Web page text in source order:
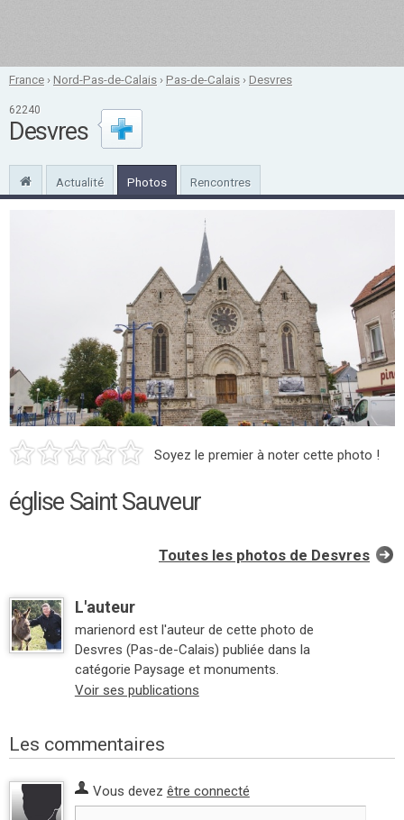
France ›Nord-Pas-de-Calais ›Pas-de-Calais ›Desvres
62240
Desvres
Actualité Photos Rencontres
Soyez le premier à noter cette photo !
église Saint Sauveur
Toutes les photos de Desvres
L'auteur
marienord est l'auteur de cette photo de
Desvres (Pas-de-Calais) publiée dans la
catégorie Paysage et monuments.
Voir ses publications
Les commentaires
Vous devez être connecté